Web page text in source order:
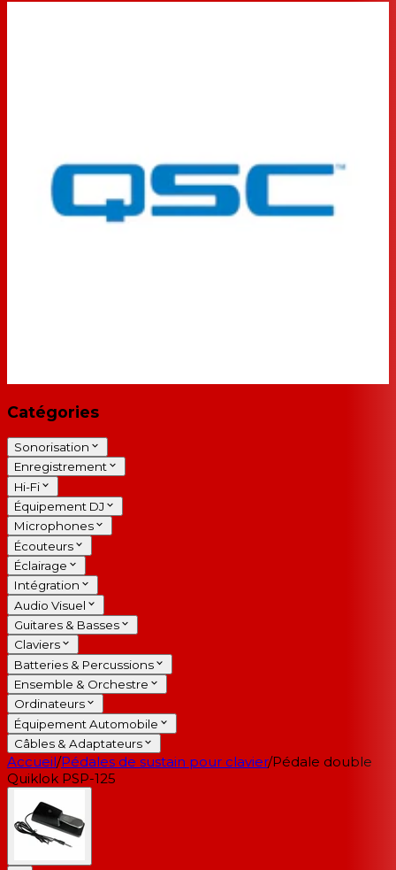
Catégories
Sonorisation
Enregistrement
Hi-Fi
Équipement DJ
Microphones
Écouteurs
Éclairage
Intégration
Audio Visuel
Guitares & Basses
Claviers
Batteries & Percussions
Ensemble & Orchestre
Ordinateurs
Équipement Automobile
Câbles & Adaptateurs
Accueil/Pédales de sustain pour clavier/Pédale double
Quiklok PSP-125